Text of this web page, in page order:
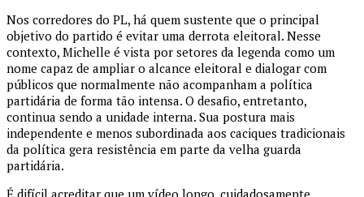
Nos corredores do PL, há quem sustente que o principal
objetivo do partido é evitar uma derrota eleitoral. Nesse
contexto, Michelle é vista por setores da legenda como um
nome capaz de ampliar o alcance eleitoral e dialogar com
públicos que normalmente não acompanham a política
partidária de forma tão intensa. O desafio, entretanto,
continua sendo a unidade interna. Sua postura mais
independente e menos subordinada aos caciques tradicionais
da política gera resistência em parte da velha guarda
partidária.
É difícil acreditar que um vídeo longo, cuidadosamente